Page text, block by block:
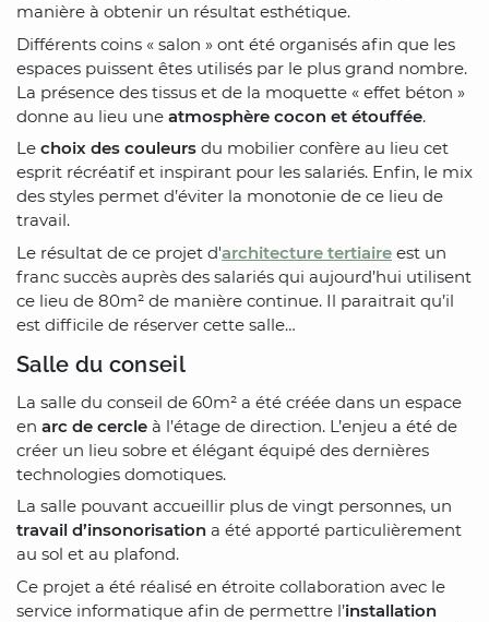
manière à obtenir un résultat esthétique.
Différents coins « salon » ont été organisés afin que les
espaces puissent êtes utilisés par le plus grand nombre.
La présence des tissus et de la moquette « effet béton »
donne au lieu une atmosphère cocon et étouffée.
Le choix des couleurs du mobilier confère au lieu cet
esprit récréatif et inspirant pour les salariés. Enfin, le mix
des styles permet d’éviter la monotonie de ce lieu de
travail.
Le résultat de ce projet d'architecture tertiaire est un
franc succès auprès des salariés qui aujourd’hui utilisent
ce lieu de 80m² de manière continue. Il paraitrait qu’il
est difficile de réserver cette salle…
Salle du conseil
La salle du conseil de 60m² a été créée dans un espace
en arc de cercle à l’étage de direction. L’enjeu a été de
créer un lieu sobre et élégant équipé des dernières
technologies domotiques.
La salle pouvant accueillir plus de vingt personnes, un
travail d’insonorisation a été apporté particulièrement
au sol et au plafond.
Ce projet a été réalisé en étroite collaboration avec le
service informatique afin de permettre l’installation